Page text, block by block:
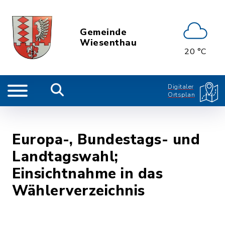
Gemeinde
Wiesenthau
20 °C
Digitaler
Ortsplan
Europa-, Bundestags- und
Landtagswahl;
Einsichtnahme in das
Wählerverzeichnis